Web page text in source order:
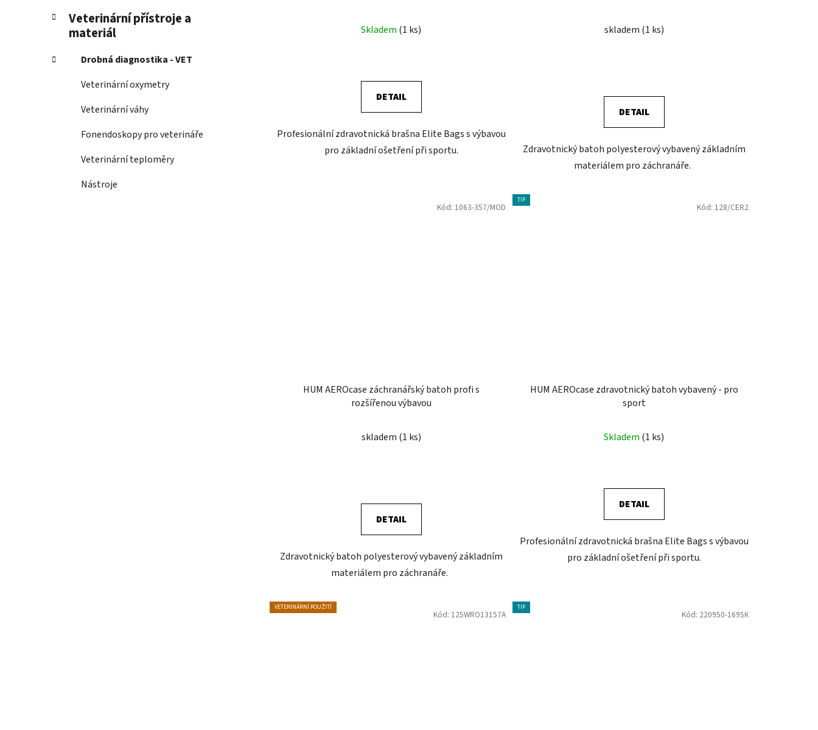
Veterinární přístroje a
materiál
Drobná diagnostika - VET
Veterinární oxymetry
Veterinární váhy
Fonendoskopy pro veterináře
Veterinární teploměry
Nástroje
Skladem (1 ks)
DETAIL
Profesionální zdravotnická brašna Elite Bags s výbavou
pro základní ošetření při sportu.
skladem (1 ks)
DETAIL
Zdravotnický batoh polyesterový vybavený základním
materiálem pro záchranáře.
HUM AEROcase záchranářský batoh profi s
rozšířenou výbavou
skladem (1 ks)
DETAIL
Zdravotnický batoh polyesterový vybavený základním
materiálem pro záchranáře.
Kód: 1063-357/MOD
TIP
HUM AEROcase zdravotnický batoh vybavený - pro
sport
Skladem (1 ks)
DETAIL
Profesionální zdravotnická brašna Elite Bags s výbavou
pro základní ošetření při sportu.
Kód: 128/CER2
VETERINÁRNÍ POUŽITÍ
Kód: 125WRO13157A
TIP
Kód: 220950-169SK